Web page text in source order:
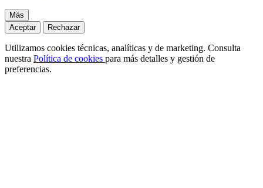
Más
Aceptar
Rechazar
Utilizamos cookies técnicas, analíticas y de marketing. Consulta
nuestra Política de cookies para más detalles y gestión de
preferencias.